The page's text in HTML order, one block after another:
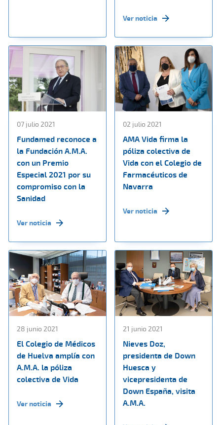
Ver noticia
07 julio 2021
Fundamed reconoce a
la Fundación A.M.A.
con un Premio
Especial 2021 por su
compromiso con la
Sanidad
Ver noticia
02 julio 2021
AMA Vida firma la
póliza colectiva de
Vida con el Colegio de
Farmacéuticos de
Navarra
Ver noticia
28 junio 2021
El Colegio de Médicos
de Huelva amplía con
A.M.A. la póliza
colectiva de Vida
Ver noticia
21 junio 2021
Nieves Doz,
presidenta de Down
Huesca y
vicepresidenta de
Down España, visita
A.M.A.